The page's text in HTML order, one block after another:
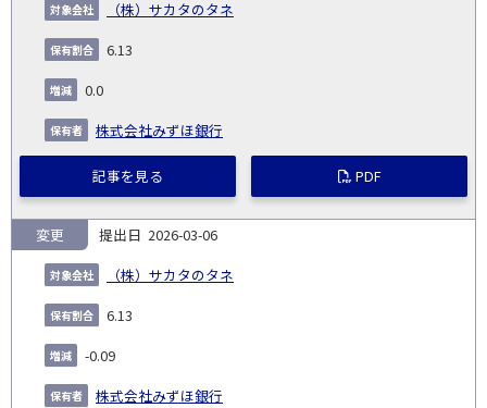
（株）サカタのタネ
6.13
0.0
株式会社みずほ銀行
記事を見る PDF
2026-03-06
（株）サカタのタネ
変更
6.13
-0.09
株式会社みずほ銀行